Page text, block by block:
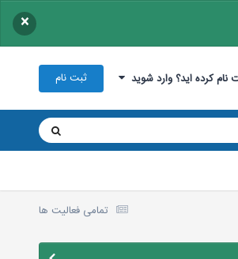
×
نام کرده اید؟ وارد شوید ثبت نام
تمامی فعالیت ها